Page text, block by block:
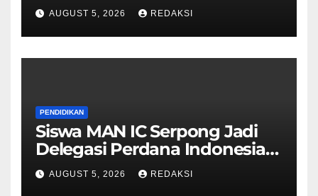
AUGUST 5, 2026 REDAKSI
PENDIDIKAN
Siswa MAN IC Serpong Jadi
Delegasi Perdana Indonesia
di Olimpiade Sains Nuklir
Internasional
AUGUST 5, 2026 REDAKSI